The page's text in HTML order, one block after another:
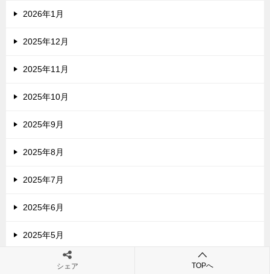
2026年1月
2025年12月
2025年11月
2025年10月
2025年9月
2025年8月
2025年7月
2025年6月
2025年5月
2025年4月シェア TOPへ